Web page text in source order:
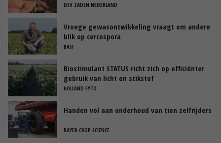
DSV ZADEN NEDERLAND
Vroege gewasontwikkeling vraagt om andere
blik op cercospora
BASF
Biostimulant STATUS richt zich op efficiënter
gebruik van licht en stikstof
HOLLAND FYTO
Handen vol aan onderhoud van tien zelfrijders
BAYER CROP SCIENCE